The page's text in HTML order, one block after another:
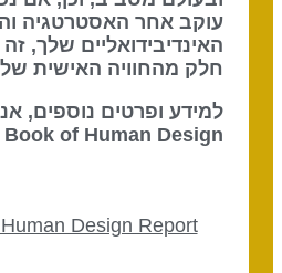
עוקב אחר האסטרטגיה
האינדיבידואליים שלך, זה
חלק מהחוויה האישית
למידע ופרטים נוספים,
Book of Human Design
Human Design Report